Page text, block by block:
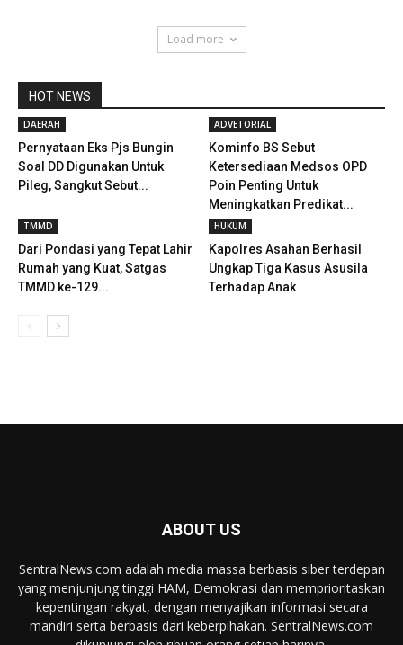
Load more
HOT NEWS
DAERAH
Pernyataan Eks Pjs Bungin
Soal DD Digunakan Untuk
Pileg, Sangkut Sebut...
ADVETORIAL
Kominfo BS Sebut
Ketersediaan Medsos OPD
Poin Penting Untuk
Meningkatkan Predikat...
TMMD
Dari Pondasi yang Tepat Lahir
Rumah yang Kuat, Satgas
TMMD ke-129...
HUKUM
Kapolres Asahan Berhasil
Ungkap Tiga Kasus Asusila
Terhadap Anak
ABOUT US
SentralNews.com adalah media massa berbasis siber terdepan
yang menjunjung tinggi HAM, Demokrasi dan memprioritaskan
kepentingan rakyat, dengan menyajikan informasi secara
mandiri serta berbasis dari keberpihakan. SentralNews.com